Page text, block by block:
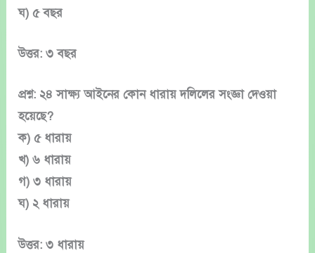
ঘ) ৫ বছর
উত্তর: ৩ বছর
প্রশ্ন: ২৪ সাক্ষ্য আইনের কোন ধারায় দলিলের সংজ্ঞা দেওয়া
হয়েছে?
ক) ৫ ধারায়
খ) ৬ ধারায়
গ) ৩ ধারায়
ঘ) ২ ধারায়
উত্তর: ৩ ধারায়